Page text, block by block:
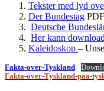
Tekster med lyd
Der Bundestag PDF
Deutsche
Her kann
Kaleidoskop –
Fakta-over-Tyskland
Fakta-over-Tyskland-paa-